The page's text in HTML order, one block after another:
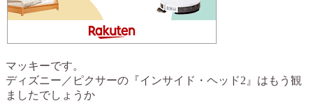
マッキーです。
ディズニー／ピクサーの『インサイド・ヘッド2』はもう観
ましたでしょうか